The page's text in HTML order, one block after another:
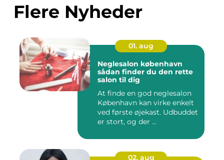
Flere Nyheder
01. aug
Neglesalon københavn
sådan finder du den rette
salon til dig
At finde en god neglesalon
København kan virke enkelt
ved første øjekast. Udbuddet
er stort, og der ...
02. aug